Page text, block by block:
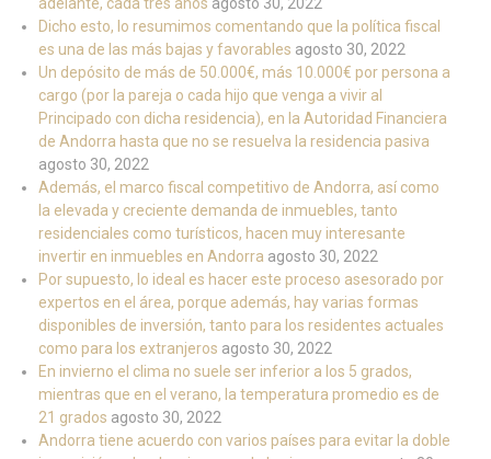
Dicho esto, lo resumimos comentando que la política fiscal
es una de las más bajas y favorables agosto 30, 2022
Un depósito de más de 50.000€, más 10.000€ por persona a
cargo (por la pareja o cada hijo que venga a vivir al
Principado con dicha residencia), en la Autoridad Financiera
de Andorra hasta que no se resuelva la residencia pasiva
agosto 30, 2022
Además, el marco fiscal competitivo de Andorra, así como
la elevada y creciente demanda de inmuebles, tanto
residenciales como turísticos, hacen muy interesante
invertir en inmuebles en Andorra agosto 30, 2022
Por supuesto, lo ideal es hacer este proceso asesorado por
expertos en el área, porque además, hay varias formas
disponibles de inversión, tanto para los residentes actuales
como para los extranjeros agosto 30, 2022
En invierno el clima no suele ser inferior a los 5 grados,
mientras que en el verano, la temperatura promedio es de
21 grados agosto 30, 2022
Andorra tiene acuerdo con varios países para evitar la doble